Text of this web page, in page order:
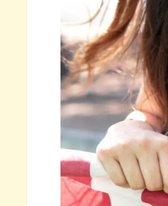
U（ユニテ
AFRM（ア
UPST（ア
COIN（コ
米国株有望テ
CRWD（
U（ユニテ
AFRM（